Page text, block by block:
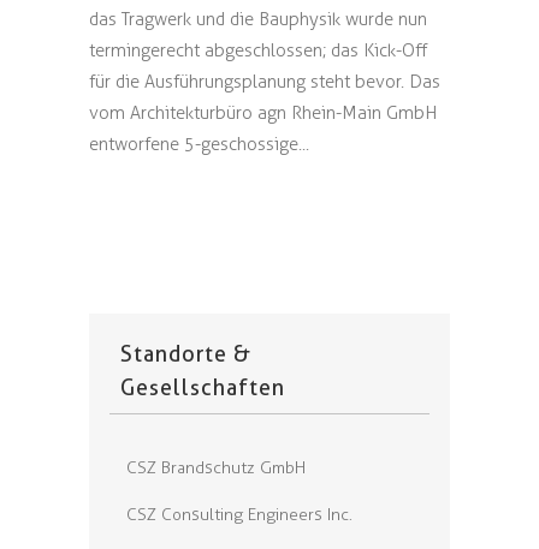
das Tragwerk und die Bauphysik wurde nun
termingerecht abgeschlossen; das Kick-Off
für die Ausführungsplanung steht bevor. Das
vom Architekturbüro agn Rhein-Main GmbH
entworfene 5-geschossige...
Standorte &
Gesellschaften
CSZ Brandschutz GmbH
CSZ Consulting Engineers Inc.